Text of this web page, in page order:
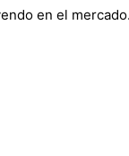
en el mercado.